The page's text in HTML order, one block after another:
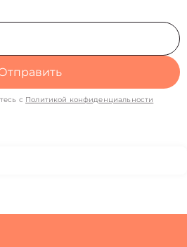
с Политикой конфиденциальности